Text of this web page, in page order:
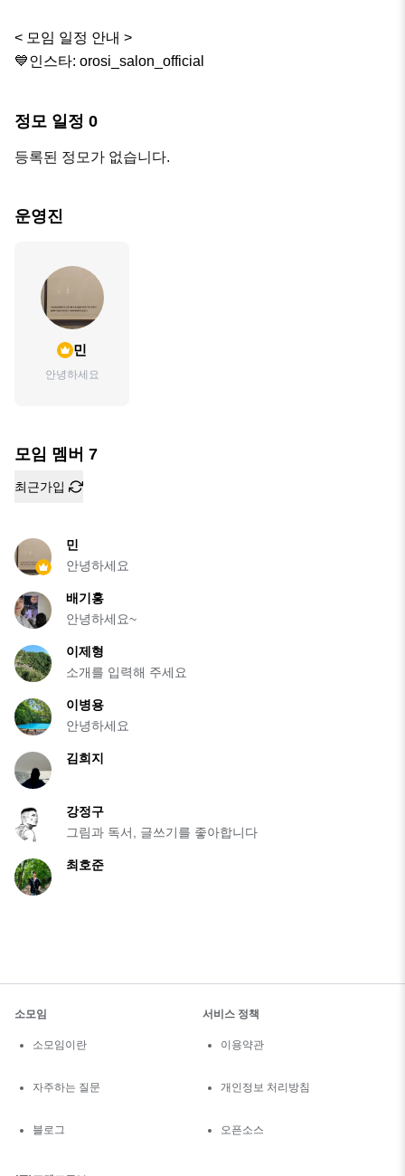
< 모임 일정 안내 >
💙인스타: orosi_salon_official
정모 일정 0
등록된 정모가 없습니다.
운영진
민
안녕하세요
모임 멤버 7
최근가입
민
안녕하세요
배기홍
안녕하세요~
이제형
소개를 입력해 주세요
이병용
안녕하세요
김희지
강정구
그림과 독서, 글쓰기를 좋아합니다
최호준
소모임
소모임이란
자주하는 질문
블로그
서비스 정책
이용약관
개인정보 처리방침
오픈소스